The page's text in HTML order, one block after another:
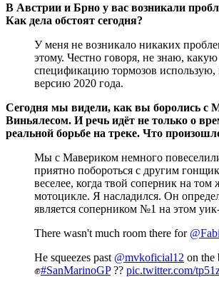
В Австрии и Брно у вас возникали
Как дела обстоят сегодня?
У меня не возникало никаких
этому. Честно говоря, не знаю, какую
спецификацию тормозов
версию 2020 года.
Сегодня мы видели, как вы боролись с
Виньялесом. И речь идёт не только о
реальной борьбе на треке. Что
Мы с Мавериком немного
приятно побороться с другим
веселее, когда твой соперник на том
мотоцикле. Я насладился. Он
является соперником №1 на этом
There wasn't much room there for
He squeezes past @mvkoficial12 on the
✊#SanMarinoGP?? pic.twitter.com/